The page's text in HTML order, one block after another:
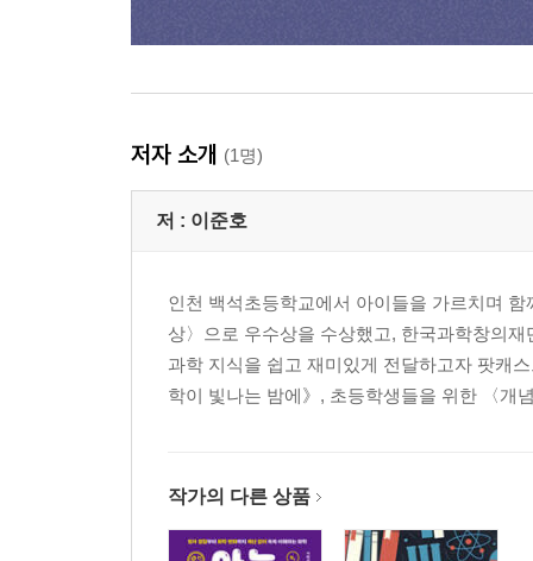
저자 소개 (1명)
저 : 이준호
인천 백석초등학교에서 아이들을 가르치며
상〉으로 우수상을 수상했고, 한국과학창의
과학 지식을 쉽고 재미있게 전달하고자 팟캐
학이 빛나는 밤에》, 초등학생들을 위한 〈개
작가의 다른 상품